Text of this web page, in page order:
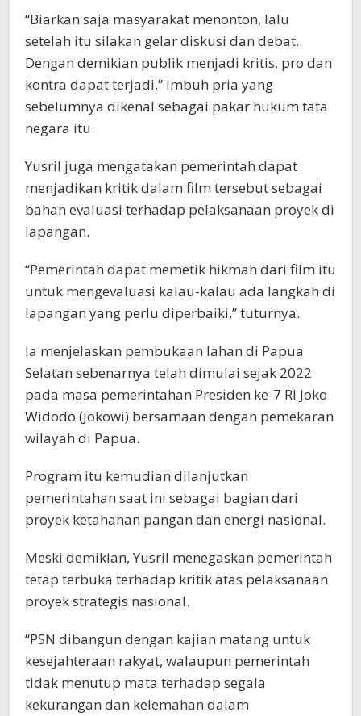
“Biarkan saja masyarakat menonton, lalu
setelah itu silakan gelar diskusi dan debat.
Dengan demikian publik menjadi kritis, pro dan
kontra dapat terjadi,” imbuh pria yang
sebelumnya dikenal sebagai pakar hukum tata
negara itu.
Yusril juga mengatakan pemerintah dapat
menjadikan kritik dalam film tersebut sebagai
bahan evaluasi terhadap pelaksanaan proyek di
lapangan.
“Pemerintah dapat memetik hikmah dari film itu
untuk mengevaluasi kalau-kalau ada langkah di
lapangan yang perlu diperbaiki,” tuturnya.
Ia menjelaskan pembukaan lahan di Papua
Selatan sebenarnya telah dimulai sejak 2022
pada masa pemerintahan Presiden ke-7 RI Joko
Widodo (Jokowi) bersamaan dengan pemekaran
wilayah di Papua.
Program itu kemudian dilanjutkan
pemerintahan saat ini sebagai bagian dari
proyek ketahanan pangan dan energi nasional.
Meski demikian, Yusril menegaskan pemerintah
tetap terbuka terhadap kritik atas pelaksanaan
proyek strategis nasional.
“PSN dibangun dengan kajian matang untuk
kesejahteraan rakyat, walaupun pemerintah
tidak menutup mata terhadap segala
kekurangan dan kelemahan dalam